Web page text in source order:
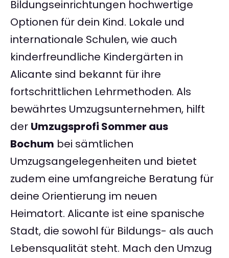
Bildungseinrichtungen hochwertige
Optionen für dein Kind. Lokale und
internationale Schulen, wie auch
kinderfreundliche Kindergärten in
Alicante sind bekannt für ihre
fortschrittlichen Lehrmethoden. Als
bewährtes Umzugsunternehmen, hilft
der Umzugsprofi Sommer aus
Bochum bei sämtlichen
Umzugsangelegenheiten und bietet
zudem eine umfangreiche Beratung für
deine Orientierung im neuen
Heimatort. Alicante ist eine spanische
Stadt, die sowohl für Bildungs- als auch
Lebensqualität steht. Mach den Umzug